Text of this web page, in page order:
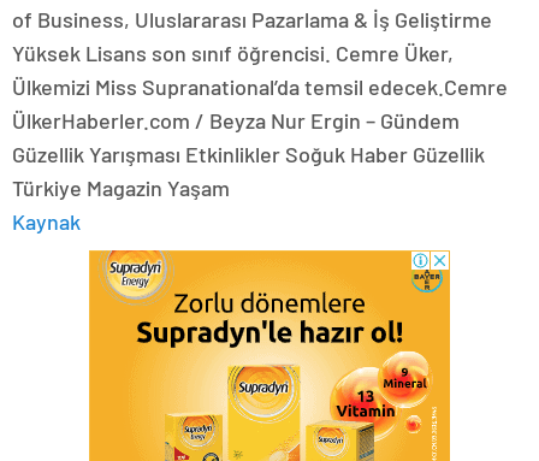
of Business, Uluslararası Pazarlama & İş Geliştirme
Yüksek Lisans son sınıf öğrencisi. Cemre Üker,
Ülkemizi Miss Supranational’da temsil edecek.Cemre
ÜlkerHaberler.com / Beyza Nur Ergin – Gündem
Güzellik Yarışması Etkinlikler Soğuk Haber Güzellik
Türkiye Magazin Yaşam
Kaynak